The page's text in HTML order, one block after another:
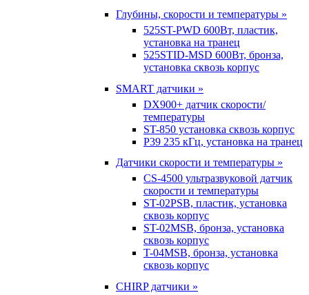
Глубины, скорости и температуры »
525ST-PWD 600Вт, пластик,
установка на транец
525STID-MSD 600Вт, бронза,
установка сквозь корпус
SMART датчики »
DX900+ датчик скорости/
температуры
ST-850 установка сквозь корпус
P39 235 кГц, установка на транец
Датчики скорости и температуры »
CS-4500 ультразвуковой датчик
скорости и температуры
ST-02PSB, пластик, установка
сквозь корпус
ST-02MSB, бронза, установка
сквозь корпус
T-04MSB, бронза, установка
сквозь корпус
CHIRP датчики »